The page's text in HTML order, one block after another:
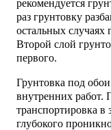
рекомендуется
раз грунтовку
остальных случаях
Второй слой
первого.
Грунтовка под
внутренних работ.
транспортировка в
глубокого